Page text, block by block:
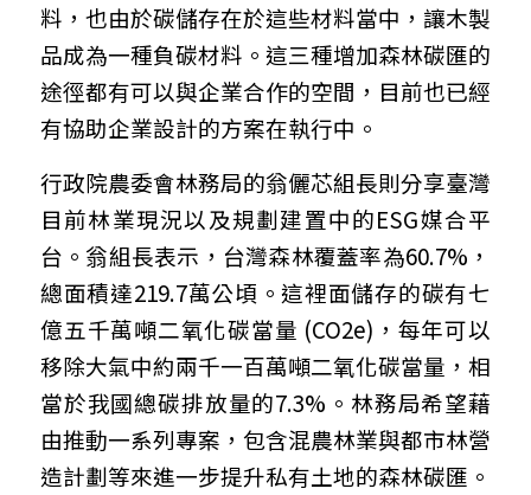
料，也由於碳儲存在於這些材料當中，讓木製
品成為一種負碳材料。這三種增加森林碳匯的
途徑都有可以與企業合作的空間，目前也已經
有協助企業設計的方案在執行中。
​行政院農委會林務局的翁儷芯組長則分享臺灣
目前林業現況以及規劃建置中的ESG媒合平
台。翁組長表示，台灣森林覆蓋率為60.7%，
總面積達219.7萬公頃。這裡面儲存的碳有七
億五千萬噸二氧化碳當量 (CO2e)，每年可以
移除大氣中約兩千一百萬噸二氧化碳當量，相
當於我國總碳排放量的7.3%。林務局希望藉
由推動一系列專案，包含混農林業與都市林營
造計劃等來進一步提升私有土地的森林碳匯。